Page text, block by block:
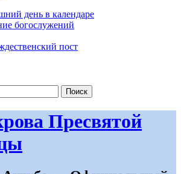
день в календаре
богослужений
пост
Пресвятой